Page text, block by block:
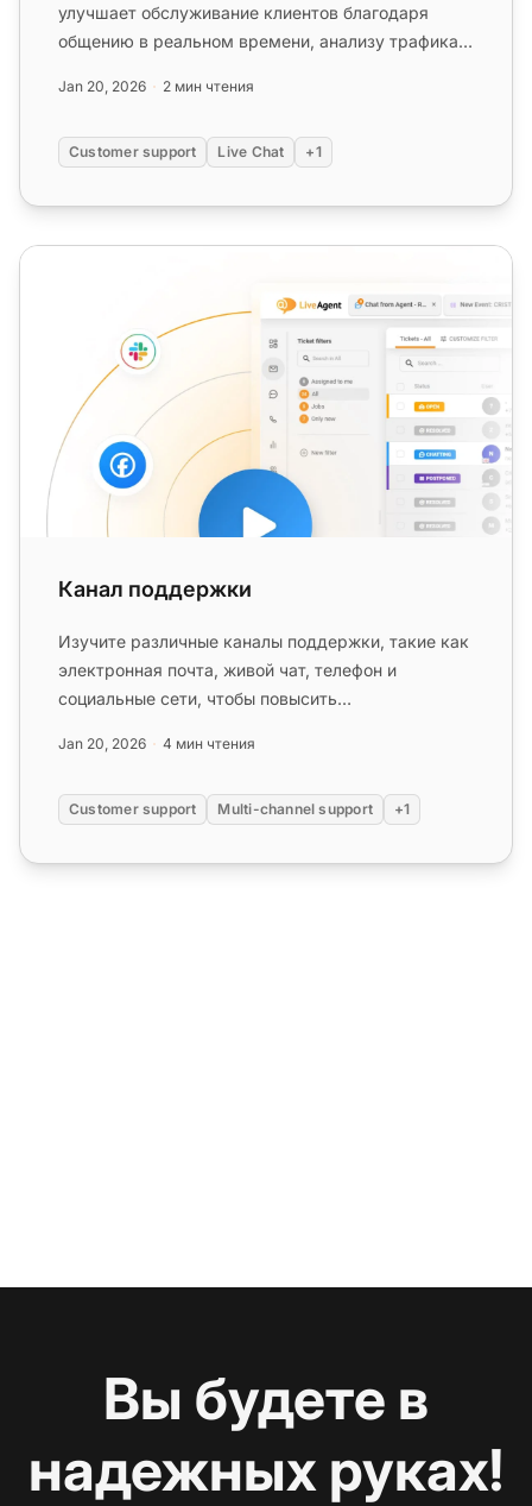
улучшает обслуживание клиентов благодаря
общению в реальном времени, анализу трафика и
Jan 20, 2026 2 мин чтения
Customer support Live Chat +1
Канал поддержки
Канал поддержки
Изучите различные каналы поддержки, такие как
электронная почта, живой чат, телефон и
социальные сети, чтобы повысить
Jan 20, 2026 4 мин чтения
Customer support Multi-channel support +1
Вы будете в
надежных руках!